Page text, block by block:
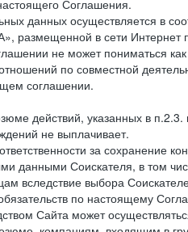
Соглашения.
данных осуществляется в
размещенной в сети Интернет
не может пониматься
по совместной
соглашении.
действий, указанных в
не выплачивает.
за сохранение
данными Соискателя, в том
вследствие выбора
по настоящему
Сайта может